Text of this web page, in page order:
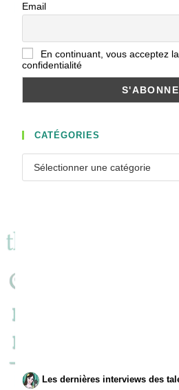
Email
En continuant, vous acceptez
confidentialité
CATÉGORIES
Les dernières interviews des